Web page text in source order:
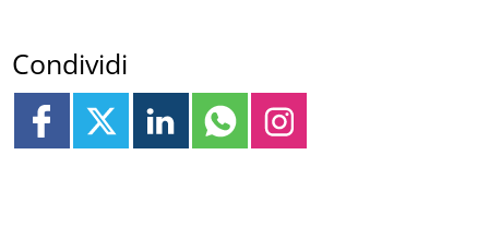
Condividi